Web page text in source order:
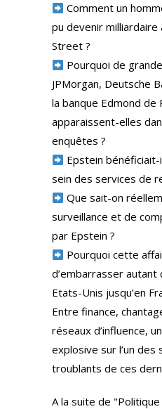
Comment un
pu devenir
Street ?
Pourquoi de
JPMorgan, Deutsche
la banque Edmond de
apparaissent-elles
enquêtes ?
Epstein
sein des services de
Que sait-on
surveillance et de
par Epstein ?
Pourquoi cette
d’embarrasser autant
Etats-Unis jusqu’en
Entre finance,
réseaux d’influence,
explosive sur l’un des
troublants de ces
A la suite de